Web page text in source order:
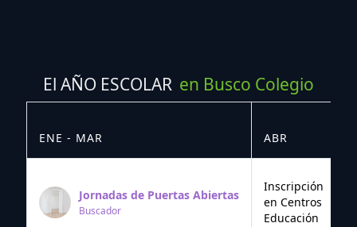
El AÑO ESCOLAR en Busco Colegio
ENE - MAR ABR
Jornadas de Puertas Abiertas
Buscador
Inscripción
en Centros
Educación